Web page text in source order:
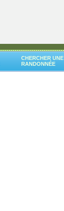
CHERCHER UNE
RANDONNÉE